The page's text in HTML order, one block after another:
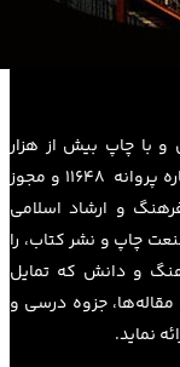
و با چاپ بیش از هزار
عنوان کتاب دارای مجوز رسمی نشر مکتوب به شماره پروانه ۱۱۶۴۸ و مجوز
پروانه 14576 از وزارت فرهنگ و ارشاد اسلامی
چاپ و نشر کتاب، را
و دانش که تمایل
مقاله‌ها، جزوه درسی و
نماید.